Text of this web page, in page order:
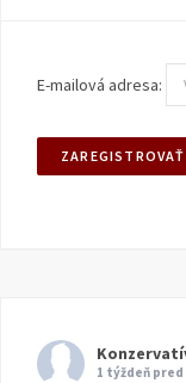
E-mailová adresa:
1 týždeň pred